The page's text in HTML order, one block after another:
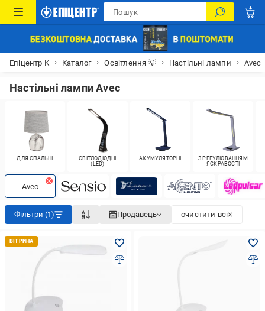
Епіцентр К Каталог Освітлення 💡 Настільні лампи Avec
Настільні лампи Avec
ДЛЯ СПАЛЬНІ
СВІТЛОДІОДНІ
(LED)
АКУМУЛЯТОРНІ
З РЕГУЛЮВАННЯМ
ЯСКРАВОСТІ
Avec
Фільтри (1) Продавець очистити всі